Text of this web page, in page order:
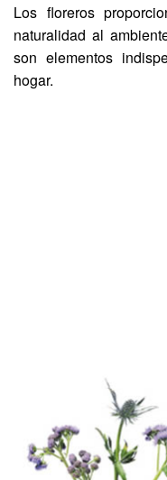
Los floreros
naturalidad al
son elementos
hogar.